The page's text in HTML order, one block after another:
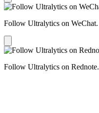
Follow Ultralytics on WeChat.
Follow Ultralytics on Rednote.